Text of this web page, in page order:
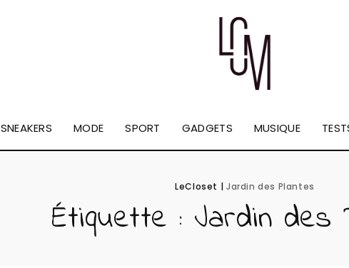
SNEAKERS MODE SPORT GADGETS MUSIQUE
LeCloset | Jardin des Plantes
Étiquette : Jardin des